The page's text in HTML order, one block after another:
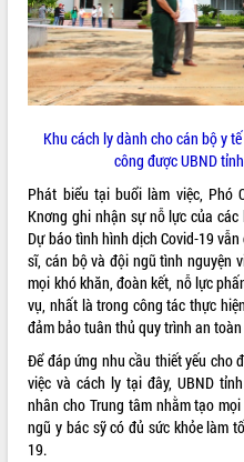
Thứ trưởng Bộ Nông nghiệp và Môi
trường Nguyễn Hoàng Hiệp khảo sát
vùng trồng và doanh nghiệp đóng gói
sầu riêng tại Đắk Lắk
Trình diễn nghệ thuật chế biến các
món ăn từ sầu riêng
Đắk Lắk công bố Quy hoạch và xúc
Ngành cá ngừ Đắk Lắk chủ động thích
ứng để giữ vững thị trường xuất khẩu
Diễn đàn Kinh tế tư nhân Việt Nam đột
phá cơ chế - Hợp tác công tư
Đề án 06 tạo bước ngoặt đột phá trong
cải cách hành chính tỉnh Đắk Lắk
Kết nối tour, đẩy mạnh chuyển đổi số
để phát triển du lịch Đắk Lắk
Khởi động Dự án Đầu tư xây dựng hạ
tầng kỹ thuật Cụm công nghiệp Tân
Tiến
Hôm nay: 28498
Tất cả: 66004640
Khu cách ly dành cho cán bộ y
công được UBND
Phát biểu tại buổi làm việc, Phó
Knơng ghi nhận sự nỗ lực của
Dự báo tình hình dịch Covid-19
sĩ, cán bộ và đội ngũ tình nguyện
mọi khó khăn, đoàn kết, nỗ lực
vụ, nhất là trong công tác thực
đảm bảo tuân thủ quy trình an
Để đáp ứng nhu cầu thiết yếu cho
việc và cách ly tại đây, UBND
nhân cho Trung tâm nhằm tạo
ngũ y bác sỹ có đủ sức khỏe làm
19.